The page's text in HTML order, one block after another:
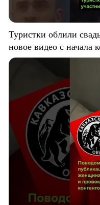
Туристки облили
новое видео с начала